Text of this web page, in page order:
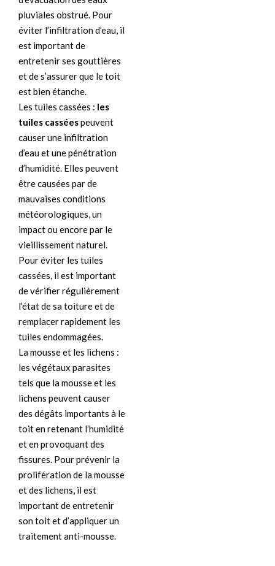
pluviales obstrué. Pour
éviter l’infiltration d’eau, il
est important de
entretenir ses gouttières
et de s’assurer que le toit
est bien étanche.
Les tuiles cassées : les
tuiles casséespeuvent
causer une infiltration
d’eau et une pénétration
d’humidité. Elles peuvent
être causées par de
mauvaises conditions
météorologiques, un
impact ou encore par le
vieillissement naturel.
Pour éviter les tuiles
cassées, il est important
de vérifier régulièrement
l’état de sa toiture et de
remplacer rapidement les
tuiles endommagées.
La mousse et les lichens :
les végétaux parasites
tels que la mousse et les
lichens peuvent causer
des dégâts importants à le
toit en retenant l’humidité
et en provoquant des
fissures. Pour prévenir la
prolifération de la mousse
et des lichens, il est
important de entretenir
son toit et d’appliquer un
traitement anti-mousse.